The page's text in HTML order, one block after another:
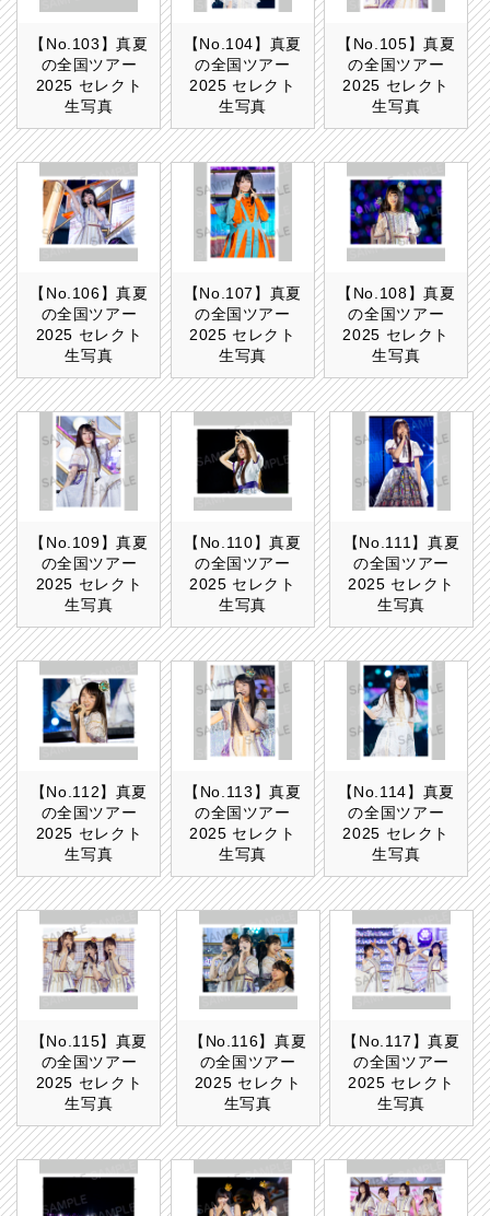
【No.103】真夏
の全国ツアー
2025 セレクト
生写真
【No.104】真夏
の全国ツアー
2025 セレクト
生写真
【No.105】真夏
の全国ツアー
2025 セレクト
生写真
【No.106】真夏
の全国ツアー
2025 セレクト
生写真
【No.107】真夏
の全国ツアー
2025 セレクト
生写真
【No.108】真夏
の全国ツアー
2025 セレクト
生写真
【No.109】真夏
の全国ツアー
2025 セレクト
生写真
【No.110】真夏
の全国ツアー
2025 セレクト
生写真
【No.111】真夏
の全国ツアー
2025 セレクト
生写真
【No.112】真夏
の全国ツアー
2025 セレクト
生写真
【No.113】真夏
の全国ツアー
2025 セレクト
生写真
【No.114】真夏
の全国ツアー
2025 セレクト
生写真
【No.115】真夏
の全国ツアー
2025 セレクト
生写真
【No.116】真夏
の全国ツアー
2025 セレクト
生写真
【No.117】真夏
の全国ツアー
2025 セレクト
生写真